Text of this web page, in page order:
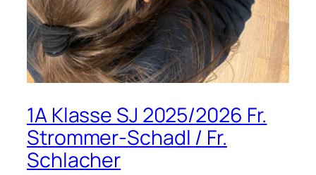
1A Klasse SJ 2025/2026 Fr.
Strommer-Schadl / Fr.
Schlacher